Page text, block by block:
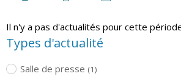
Il n'y a pas d'actualités pour cette
Types d'actualité
Salle de presse (1)